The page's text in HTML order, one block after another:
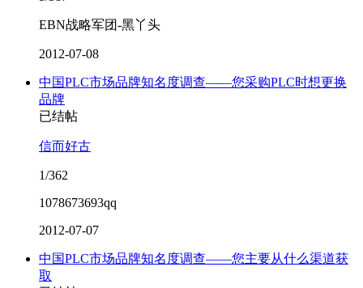
EBN战略军团-黑丫头
2012-07-08
中国PLC市场品牌知名度调查——您采购PLC时想更换
品牌
已结帖
信而好古
1/362
1078673693qq
2012-07-07
中国PLC市场品牌知名度调查——您主要从什么渠道获
取